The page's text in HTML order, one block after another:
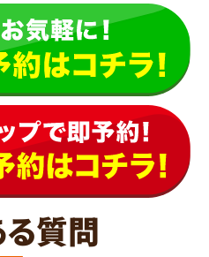
る質問